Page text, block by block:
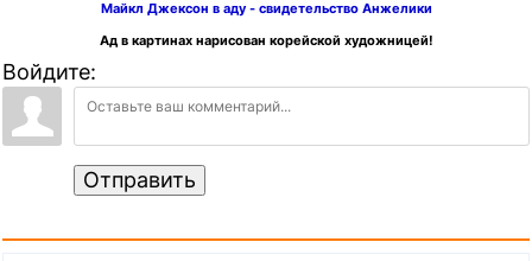
Майкл Джексон в аду - свидетельство Анжелики
Ад в картинах нарисован корейской художницей!
Войдите:
Отправить